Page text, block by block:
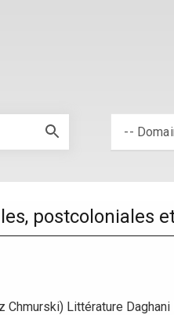
postcoloniales
Chmurski) Littérature